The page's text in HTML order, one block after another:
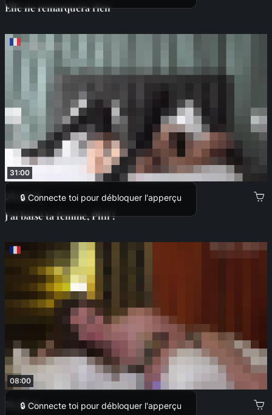
Elle ne remarquera rien
31:00
🔒 Connecte toi pour débloquer l'apperçu
25,00 €
J'ai baisé ta femme, Phil !
08:00
🔒 Connecte toi pour débloquer l'apperçu
15,00 €